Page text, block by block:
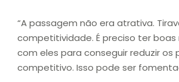
“A passagem não era atrativa.
competitividade. É preciso ter
com eles para conseguir reduzir os
competitivo. Isso pode ser